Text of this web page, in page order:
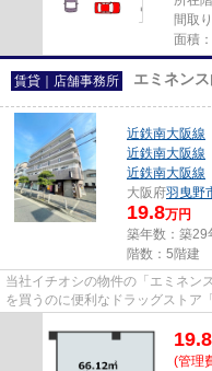
間取
面積
賃貸｜店舗事務所 エミネン
近鉄南大阪線
近鉄南大阪線
近鉄南大阪線
大阪府羽曳野
19.8万円
築年数：築29
階数：5階建
当社イチオシの物件の「エミネン
を買うのに便利なドラッグストア
19.8
(管理